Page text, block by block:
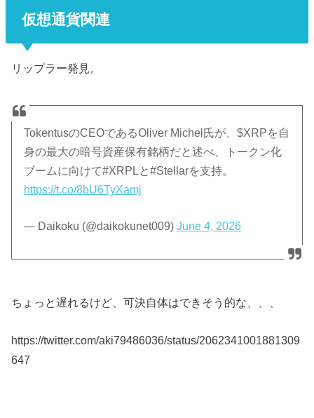
仮想通貨関連
リップラー発見。
TokentusのCEOであるOliver Michel氏が、$XRPを自
身の最大の暗号資産保有銘柄だと述べ、トークン化
ブームに向けて#XRPLと#Stellarを支持。
https://t.co/8bU6TyXamj
— Daikoku (@daikokunet009)June 4, 2026
ちょっと遅れるけど、可決自体はできそう的な、、、
https://twitter.com/aki79486036/status/2062341001881309
647